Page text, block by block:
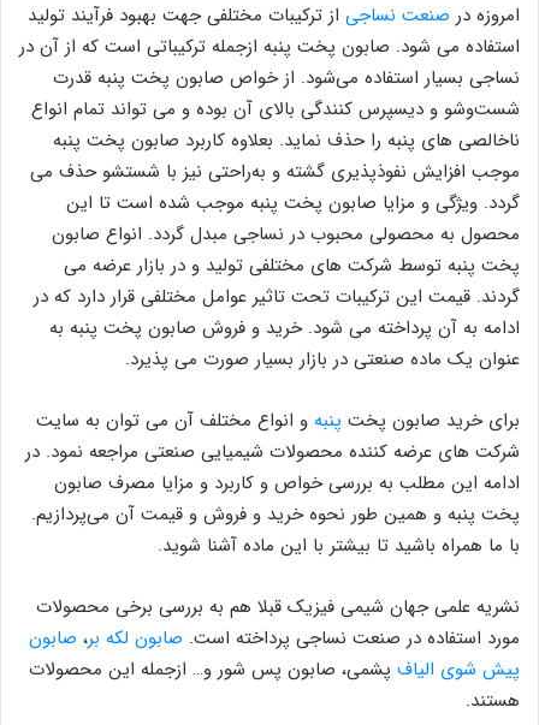
امروزه در صنعت نساجی از ترکیبات مختلفی جهت بهبود فرآیند تولید
استفاده می شود. صابون پخت پنبه ازجمله ترکیباتی است که از آن در
نساجی بسیار استفاده می‌شود. از خواص صابون پخت پنبه قدرت
شست‌وشو و دیسپرس کنندگی بالای آن بوده و می تواند تمام انواع
ناخالصی های پنبه را حذف نماید. بعلاوه کاربرد صابون پخت پنبه
موجب افزایش نفوذپذیری گشته و به‌راحتی نیز با شستشو حذف می
گردد. ویژگی و مزایا صابون پخت پنبه موجب شده است تا این
محصول به محصولی محبوب در نساجی مبدل گردد. انواع صابون
پخت پنبه توسط شرکت های مختلفی تولید و در بازار عرضه می
گردند. قیمت این ترکیبات تحت تاثیر عوامل مختلفی قرار دارد که در
ادامه به آن پرداخته می شود. خرید و فروش صابون پخت پنبه به
عنوان یک ماده صنعتی در بازار بسیار صورت می پذیرد.
برای خرید صابون پخت پنبه و انواع مختلف آن می توان به سایت
شرکت های عرضه کننده محصولات شیمیایی صنعتی مراجعه نمود. در
ادامه این مطلب به بررسی خواص و کاربرد و مزایا مصرف صابون
پخت پنبه و همین طور نحوه خرید و فروش و قیمت آن می‌پردازیم.
با ما همراه باشید تا بیشتر با این ماده آشنا شوید.
نشریه علمی جهان شیمی فیزیک قبلا هم به بررسی برخی محصولات
مورد استفاده در صنعت نساجی پرداخته است. صابون لکه بر، صابون
پیش شوی الیاف پشمی، صابون پس شور و… ازجمله این محصولات
هستند.